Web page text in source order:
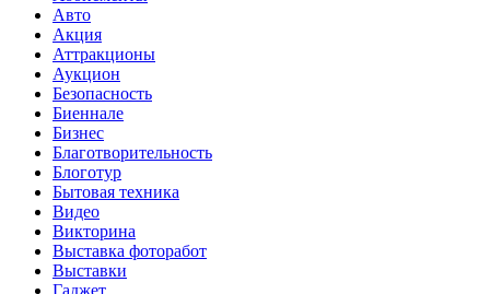
Авто
Акция
Аттракционы
Аукцион
Безопасность
Биеннале
Бизнес
Благотворительность
Блоготур
Бытовая техника
Видео
Викторина
Выставка фоторабот
Выставки
Гаджет